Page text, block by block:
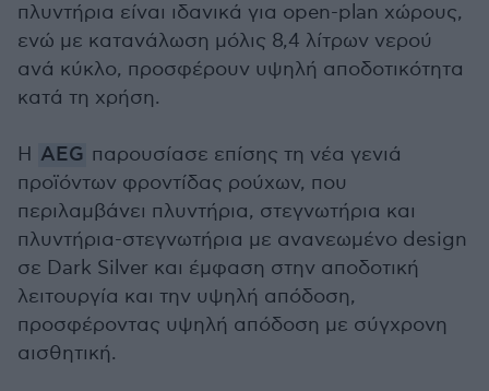
πλυντήρια είναι ιδανικά για open-plan χώρους,
ενώ με κατανάλωση μόλις 8,4 λίτρων νερού
ανά κύκλο, προσφέρουν υψηλή αποδοτικότητα
κατά τη χρήση.
Η AEG παρουσίασε επίσης τη νέα γενιά
προϊόντων φροντίδας ρούχων, που
περιλαμβάνει πλυντήρια, στεγνωτήρια και
πλυντήρια-στεγνωτήρια με ανανεωμένο design
σε Dark Silver και έμφαση στην αποδοτική
λειτουργία και την υψηλή απόδοση,
προσφέροντας υψηλή απόδοση με σύγχρονη
αισθητική.